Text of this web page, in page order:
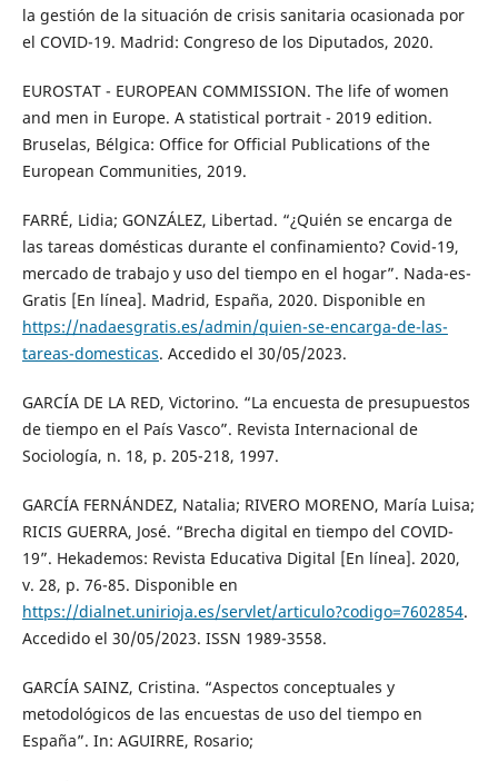
la gestión de la situación de crisis sanitaria ocasionada por
el COVID-19. Madrid: Congreso de los Diputados, 2020.
EUROSTAT - EUROPEAN COMMISSION. The life of women
and men in Europe. A statistical portrait - 2019 edition.
Bruselas, Bélgica: Office for Official Publications of the
European Communities, 2019.
FARRÉ, Lidia; GONZÁLEZ, Libertad. “¿Quién se encarga de
las tareas domésticas durante el confinamiento? Covid-19,
mercado de trabajo y uso del tiempo en el hogar”. Nada-es-
Gratis [En línea]. Madrid, España, 2020. Disponible en
https://nadaesgratis.es/admin/quien-se-encarga-de-las-
tareas-domesticas. Accedido el 30/05/2023.
GARCÍA DE LA RED, Victorino. “La encuesta de presupuestos
de tiempo en el País Vasco”. Revista Internacional de
Sociología, n. 18, p. 205-218, 1997.
GARCÍA FERNÁNDEZ, Natalia; RIVERO MORENO, María Luisa;
RICIS GUERRA, José. “Brecha digital en tiempo del COVID-
19”. Hekademos: Revista Educativa Digital [En línea]. 2020,
v. 28, p. 76-85. Disponible en
https://dialnet.unirioja.es/servlet/articulo?codigo=7602854.
Accedido el 30/05/2023. ISSN 1989-3558.
GARCÍA SAINZ, Cristina. “Aspectos conceptuales y
metodológicos de las encuestas de uso del tiempo en
España”. In: AGUIRRE, Rosario;